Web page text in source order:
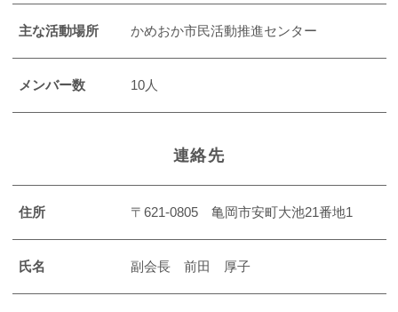
主な活動場所 かめおか市民活動推進センター
メンバー数 10人
連絡先
住所 〒621-0805 亀岡市安町大池21番地1
氏名 副会長 前田 厚子